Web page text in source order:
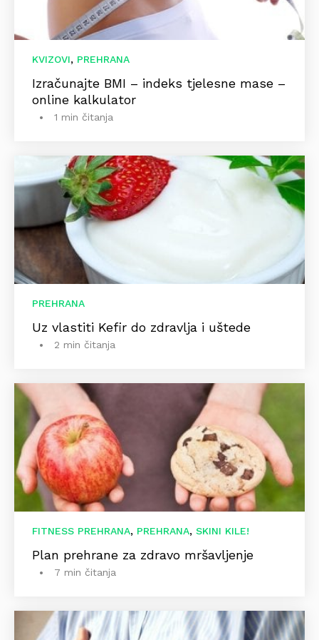
KVIZOVI, PREHRANA
Izračunajte BMI – indeks tjelesne mase –
online kalkulator
1 min čitanja
PREHRANA
Uz vlastiti Kefir do zdravlja i uštede
2 min čitanja
FITNESS PREHRANA, PREHRANA, SKINI KILE!
Plan prehrane za zdravo mršavljenje
7 min čitanja